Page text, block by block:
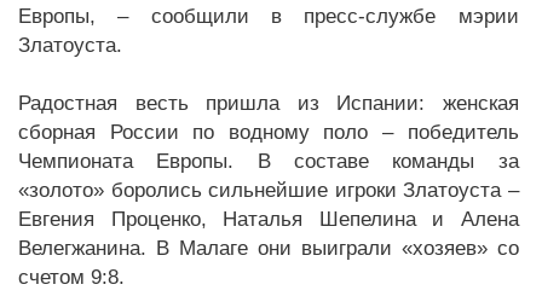
Европы, – сообщили в пресс-службе мэрии
Златоуста.
Радостная весть пришла из Испании: женская
сборная России по водному поло – победитель
Чемпионата Европы. В составе команды за
«золото» боролись сильнейшие игроки Златоуста –
Евгения Проценко, Наталья Шепелина и Алена
Велегжанина. В Малаге они выиграли «хозяев» со
счетом 9:8.